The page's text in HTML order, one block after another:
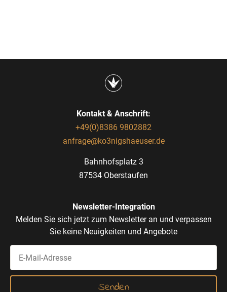
Kontakt & Anschrift:
+49(0)8386 9802882
anfrage@ko3nigshaeuser.de
Bahnhofsplatz 3
87534 Oberstaufen
Newsletter-Integration
Melden Sie sich jetzt zum Newsletter an und verpassen
Sie keine Neuigkeiten und Angebote